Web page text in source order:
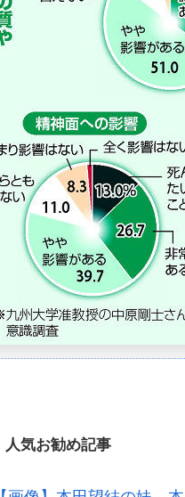
人気お勧め記事